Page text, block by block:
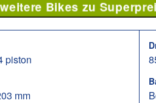
Bikes zu
piston
mm